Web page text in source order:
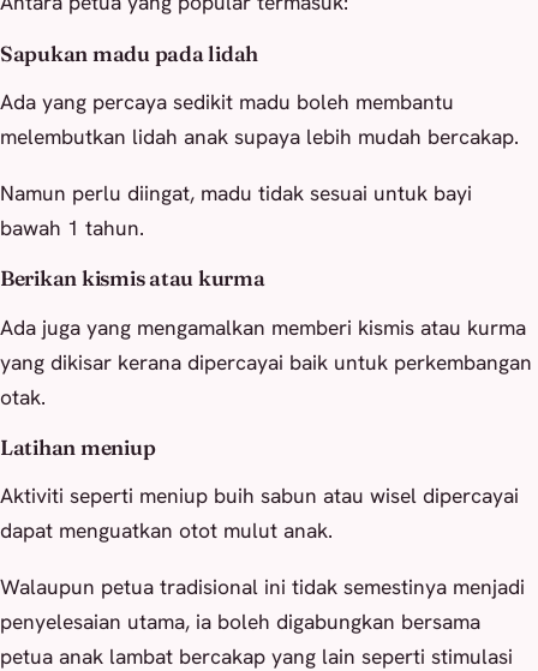
Sapukan madu pada lidah
Ada yang percaya sedikit madu boleh membantu
melembutkan lidah anak supaya lebih mudah bercakap.
Namun perlu diingat, madu tidak sesuai untuk bayi
bawah 1 tahun.
Berikan kismis atau kurma
Ada juga yang mengamalkan memberi kismis atau kurma
yang dikisar kerana dipercayai baik untuk perkembangan
otak.
Latihan meniup
Aktiviti seperti meniup buih sabun atau wisel dipercayai
dapat menguatkan otot mulut anak.
Walaupun petua tradisional ini tidak semestinya menjadi
penyelesaian utama, ia boleh digabungkan bersama
petua anak lambat bercakap yang lain seperti stimulasi